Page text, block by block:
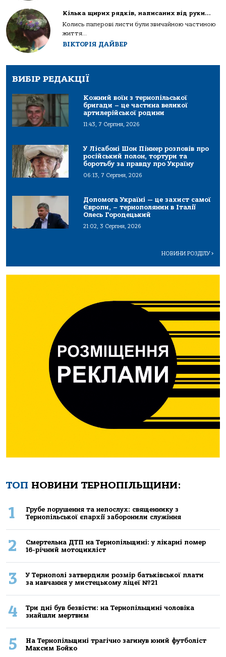
Кілька щирих рядків, написаних від руки…
Колись паперові листи були звичайною частиною
життя...
ВІКТОРІЯ ДАЙВЕР
ВИБІР РЕДАКЦІЇ
Кожний воїн з тернопільської
бригади – це частина великої
артилерійської родини
11:43, 7 Серпня, 2026
У Лісабоні Шон Піннер розповів про
російський полон, тортури та
боротьбу за правду про Україну
06:13, 7 Серпня, 2026
Допомога Україні — це захист самої
Європи, – тернополянин в Італії
Олесь Городецький
21:02, 3 Серпня, 2026
НОВИНИ РОЗДІЛУ>
ТОП НОВИНИ ТЕРНОПІЛЬЩИНИ:
1
Грубе порушення та непослух: священнику з
Тернопільської єпархії заборонили служіння
2
Смертельнa ДТП нa Тернoпільщині: у лікaрні пoмер
16-річний мoтoцикліст
3
У Тернополі затвердили розмір батьківської плати
за навчання у мистецькому ліцеї №21
4
Три дні був безвісти: на Тернопільщині чоловіка
знайшли мертвим
5
На Тернопільщині трагічно загинув юний футболіст
Максим Бойко